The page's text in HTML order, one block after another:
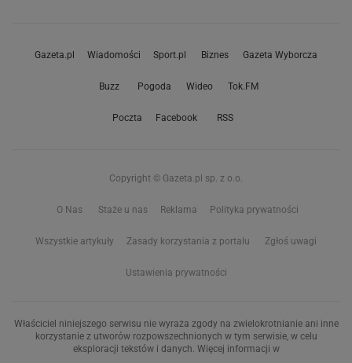
Gazeta.pl Wiadomości Sport.pl Biznes Gazeta Wyborcza
Buzz Pogoda Wideo Tok.FM
Poczta Facebook RSS
Copyright © Gazeta.pl sp. z o.o.
O Nas Staże u nas Reklama Polityka prywatności
Wszystkie artykuły Zasady korzystania z portalu Zgłoś uwagi
Ustawienia prywatności
Właściciel niniejszego serwisu nie wyraża zgody na zwielokrotnianie ani inne
korzystanie z utworów rozpowszechnionych w tym serwisie, w celu
eksploracji tekstów i danych. Więcej informacji w